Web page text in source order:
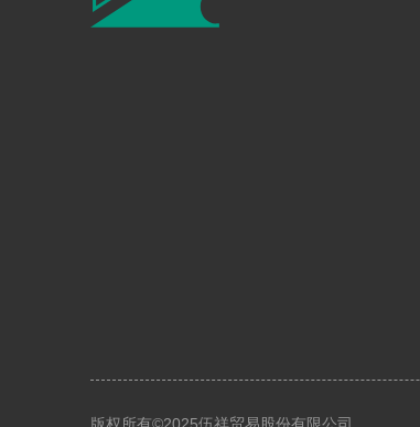
版权所有©2025伍祥贸易股份有限公司